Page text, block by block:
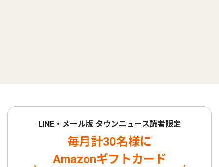
LINE・メール版 タウンニュース読者限定
毎月計30名様に
Amazonギフトカード